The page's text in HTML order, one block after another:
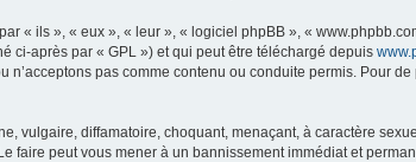
« ils », « eux », « leur », « logiciel phpBB », «
ci-après par « GPL ») et qui peut être téléchargé depuis
n’acceptons pas comme contenu ou conduite permis. Pour
vulgaire, diffamatoire, choquant, menaçant, à caractère
faire peut vous mener à un bannissement immédiat et